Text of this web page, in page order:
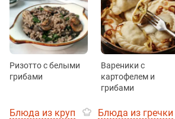
Ризотто с белыми
грибами
Вареники с
картофелем и
грибами
Блюда из круп Блюда из гречки